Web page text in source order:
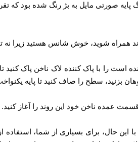
صورتی مایل به بژ رنگ شده بود که
همراه شوید، خوش شانس هستید زیرا
مانده است را با پاک کننده لاک ناخن
بزنید، سطح را صاف کنید تا پایه
عمده ناخن خود این روند را آغاز کنید.
این حال، برای بسیاری از شما،